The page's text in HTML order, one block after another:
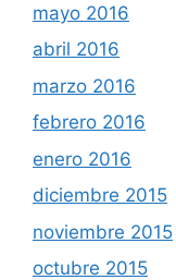
mayo 2016
abril 2016
marzo 2016
febrero 2016
enero 2016
diciembre 2015
noviembre 2015
octubre 2015